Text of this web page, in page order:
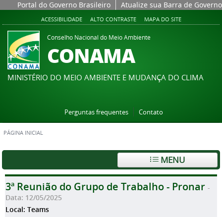
Portal do Governo Brasileiro Atualize sua Barra de Governo
ACESSIBILIDADE ALTO CONTRASTE MAPA DO SITE
Conselho Nacional do Meio Ambiente
CONAMA
MINISTÉRIO DO MEIO AMBIENTE E MUDANÇA DO CLIMA
Perguntas frequentes Contato
PÁGINA INICIAL
MENU
3ª Reunião do Grupo de Trabalho - Pronar -
Data: 12/05/2025
Local: Teams